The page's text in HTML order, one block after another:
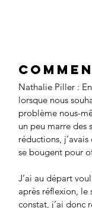
Nathalie Piller :
lorsque nous
problème nous-
un peu marre des
réductions,
se bougent pour
J’ai au départ
après réflexion,
constat, j’ai donc